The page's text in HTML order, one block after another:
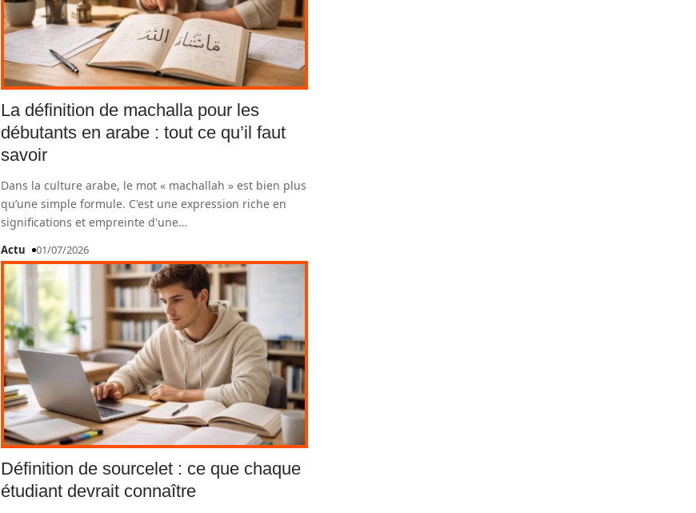
La définition de machalla pour les
débutants en arabe : tout ce qu’il faut
savoir
Dans la culture arabe, le mot « machallah » est bien plus
qu’une simple formule. C'est une expression riche en
significations et empreinte d'une…
Actu 01/07/2026
Définition de sourcelet : ce que chaque
étudiant devrait connaître